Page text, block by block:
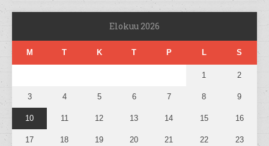
Elokuu 2026
M T K T P L S
1 2
3 4 5 6 7 8 9
10 11 12 13 14 15 16
17 18 19 20 21 22 23